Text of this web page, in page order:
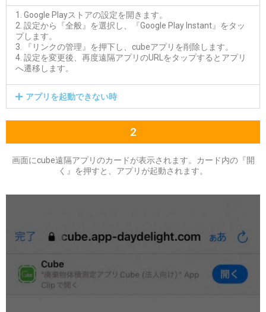
1. Google Playストアの設定を開きます。
2. 設定から『全般』を選択し、『Google Play Instant』をタッ
プします。
3. 『リンクの管理』を押下し、cubeアプリを削除します。
4. 設定を変更後、再度遠隔アプリのURLをタップするとアプリ
へ遷移します。
アプリを起動できない時
2
画面にcube遠隔アプリのカードが表示されます。カード内の『開
く』を押すと、アプリが起動されます。